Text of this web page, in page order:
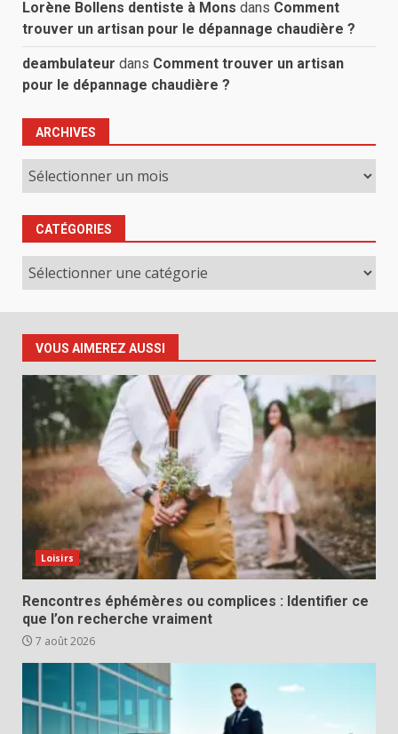
Lorène Bollens dentiste à Mons dans Comment
trouver un artisan pour le dépannage chaudière ?
deambulateur dans Comment trouver un artisan
pour le dépannage chaudière ?
ARCHIVES
Archives
CATÉGORIES
Catégories
VOUS AIMEREZ AUSSI
Loisirs
Rencontres éphémères ou complices : Identifier ce
que l’on recherche vraiment
7 août 2026